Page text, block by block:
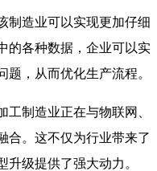
制造业可以实现更加仔细
的各种数据，企业可以实
，从而优化生产流程。
制造业正在与物联网、
合。这不仅为行业带来了
级提供了强大动力。